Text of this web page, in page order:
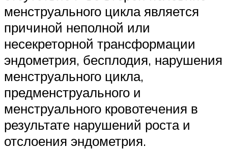
менструального цикла является
причиной неполной или
несекреторной трансформации
эндометрия, бесплодия, нарушения
менструального цикла,
предменструального и
менструального кровотечения в
результате нарушений роста и
отслоения эндометрия.